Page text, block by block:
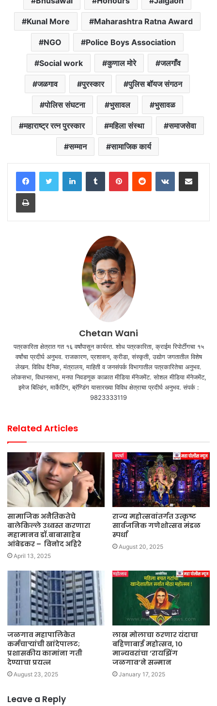
Kunal More Maharashtra Ratna Award
NGO Police Boys Association
Social work कुणाल मोरे जलगाँव
जळगाव पुरस्कार पुलिस बॉयज संगठन
पोलिस संघटना भुसावल भुसावळ
महाराष्ट्र रत्न पुरस्कार महिला संस्था समाजसेवा
सम्मान सामाजिक कार्य
LinkedInTumblr PinterestReddit VKontakteShare via Email
Print
Chetan Wani
पत्रकारिता क्षेत्रात गत १६ वर्षांपासून कार्यरत. शोध पत्रकारिता, क्राईम रिपोर्टींगचा १५
वर्षांचा प्रदीर्घ अनुभव. राजकारण, प्रशासन, क्रीडा, संस्कृती, उद्योग जगतातील विशेष
लेखन. विविध दैनिक, मंत्रालय, माहिती व जनसंपर्क विभागातील पत्रकारितेचा अनुभव.
लोकसभा, विधानसभा, मनपा निवडणूक काळात मीडिया मॅनेजमेंट. सोशल मीडिया मॅनेजमेंट,
इमेज बिल्डिंग, मार्केटिंग, ब्रॅण्डिंग यासारख्या विविध क्षेत्राचा प्रदीर्घ अनुभव. संपर्क :
9823333119
Related Articles
सामाजिक अनैतिकतेचे
बालेकिल्ले उध्वस्त करणारा
महामानव डॉ.बाबासाहेब
आंबेडकर – विनोद अहिरे
April 13, 2025
राज्य महोत्सवांतर्गत उत्कृष्ट
सार्वजनिक गणेशोत्सव मंडळ
स्पर्धा
August 20, 2025
जळगाव महापालिकेत
कर्मचाऱ्यांची खांदेपालट;
प्रशासकीय कामांना गती
देण्याचा प्रयत्न
August 23, 2025
लाख मोलाचा ठरणार यंदाचा
बहिणाबाई महोत्सव, १०
मान्यवरांचा ‘रायझिंग
जळगाव’ने सन्मान
January 17, 2025
Leave a Reply